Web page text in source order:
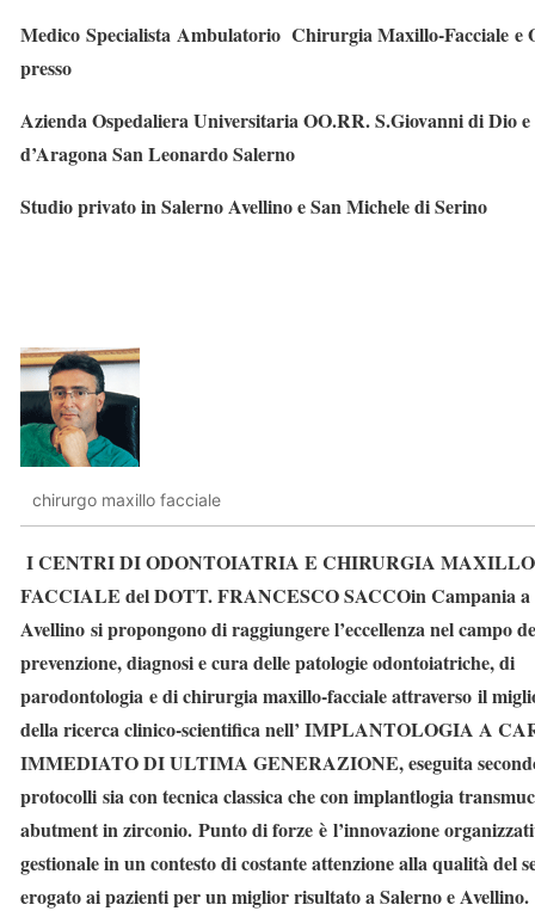
Medico Specialista Ambulatorio Chirurgia Maxillo-Facciale e
presso
Azienda Ospedaliera Universitaria OO.RR. S.Giovanni di Dio
d’Aragona San Leonardo Salerno
Studio privato in Salerno Avellino e San Michele di Serino
chirurgo maxillo facciale
I CENTRI DI ODONTOIATRIA E CHIRURGIA
FACCIALE del DOTT. FRANCESCO SACCOin Campania a
Avellino si propongono di raggiungere l’eccellenza nel campo
prevenzione, diagnosi e cura delle patologie odontoiatriche, di
parodontologia e di chirurgia maxillo-facciale attraverso il
della ricerca clinico-scientifica nell’ IMPLANTOLOGIA A
IMMEDIATO DI ULTIMA GENERAZIONE, eseguita
protocolli sia con tecnica classica che con implantlogia
abutment in zirconio. Punto di forze è l’innovazione
gestionale in un contesto di costante attenzione alla qualità del
erogato ai pazienti per un miglior risultato a Salerno e Avellino.